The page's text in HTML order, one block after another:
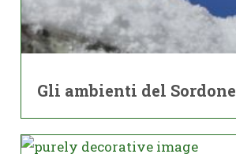
Gli ambienti del Sordone